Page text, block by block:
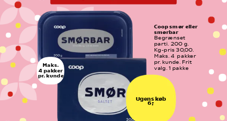
Ugens køb
6,-
Coop smør eller
smørbar
Begrænset
parti. 200 g.
Kg-pris 30,00.
Maks. 4  pakker
pr. kunde. Frit
valg. 1 pakke
Maks.
4 pakker
pr. kunde